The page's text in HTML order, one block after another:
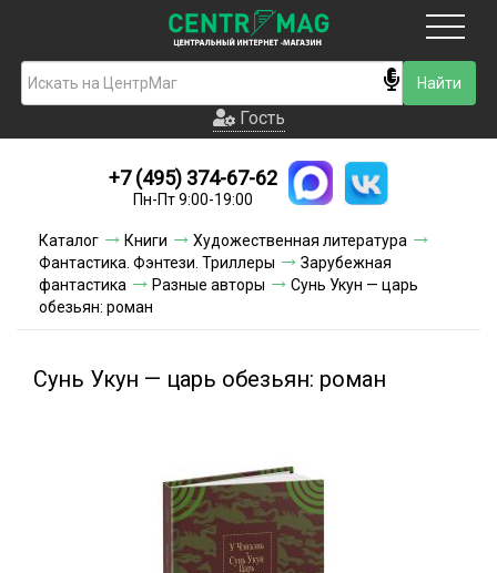
Гость
Новинки
Условия доставки
Условия оплаты
Акции и скидки
Гость
+7 (495) 374-67-62
Пн-Пт 9:00-19:00
Каталог Книги
Художественная литература
Фантастика. Фэнтези. Триллеры
Зарубежная
фантастика
Разные авторы
Сунь Укун — царь
обезьян: роман
Сунь Укун — царь обезьян: роман